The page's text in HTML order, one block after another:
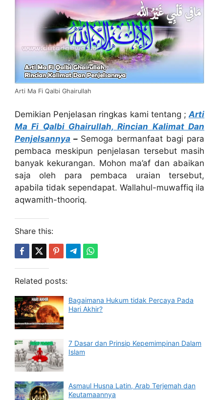
Arti Ma Fi Qalbi Ghairullah
Demikian Penjelasan ringkas kami tentang ; Arti
Ma Fi Qalbi Ghairullah, Rincian Kalimat Dan
Penjelsannya – Semoga bermanfaat bagi para
pembaca meskipun penjelasan tersebut masih
banyak kekurangan. Mohon ma’af dan abaikan
saja oleh para pembaca uraian tersebut,
apabila tidak sependapat. Wallahul-muwaffiq ila
aqwamith-thooriq.
Share this:
Related posts:
Bagaimana Hukum tidak Percaya Pada
Hari Akhir?
7 Dasar dan Prinsip Kepemimpinan Dalam
Islam
Asmaul Husna Latin, Arab Terjemah dan
Keutamaannya